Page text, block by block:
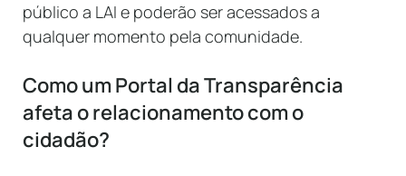
público a LAI e poderão ser acessados a
qualquer momento pela comunidade.
Como um Portal da Transparência
afeta o relacionamento com o
cidadão?